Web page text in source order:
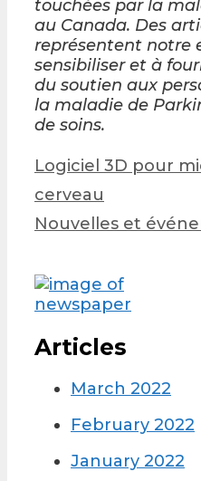
touchées par la
au Canada. Des
représentent notre
sensibiliser et à
du soutien aux
la maladie de
de soins.
Post
navigation
Logiciel 3D pour
cerveau
Nouvelles et
Articles
March 2022
February 2022
January 2022